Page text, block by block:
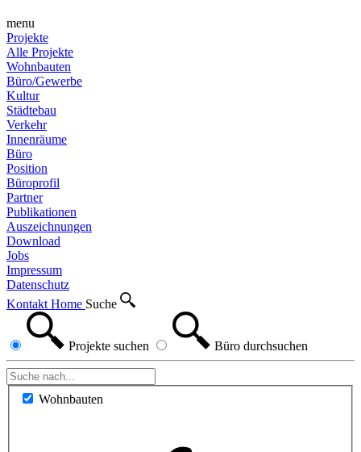
menu
Projekte
Alle Projekte
Wohnbauten
Büro/Gewerbe
Kultur
Städtebau
Verkehr
Innenräume
Büro
Position
Büroprofil
Partner
Publikationen
Auszeichnungen
Download
Jobs
Impressum
Datenschutz
Kontakt Home Suche
Projekte suchen Büro durchsuchen
Wohnbauten